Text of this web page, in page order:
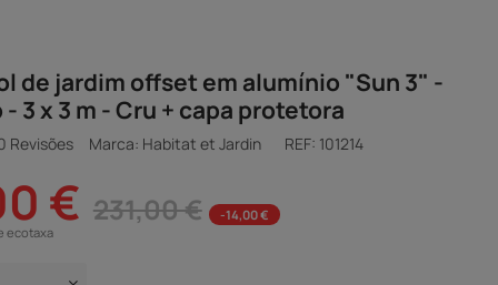
de jardim offset em alumínio "Sun 3" -
3 x 3 m - Cru + capa protetora
Revisões Marca: Habitat et Jardin REF: 101214
€ 231,00 €
-14,00 €
ecotaxa